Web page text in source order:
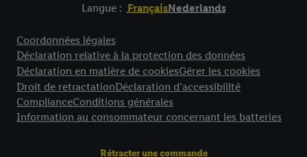
Langue : FrançaisNederlands
Coordonnées légales
Déclaration relative à la protection des données
Déclaration en matière de cookiesGérer les cookies
Droit de retractationDéclaration d’accessibilité
ComplianceConditions générales
Information au consommateur concernant les batteries
Rétracter une commande